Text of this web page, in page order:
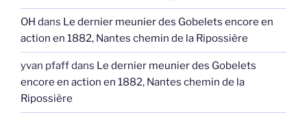
OH dans Le dernier meunier des Gobelets encore en
action en 1882, Nantes chemin de la Ripossière
yvan pfaffdans Le dernier meunier des Gobelets
encore en action en 1882, Nantes chemin de la
Ripossière